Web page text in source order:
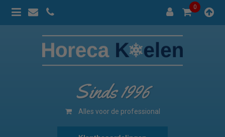
0
Sinds 1996
Alles voor de professional